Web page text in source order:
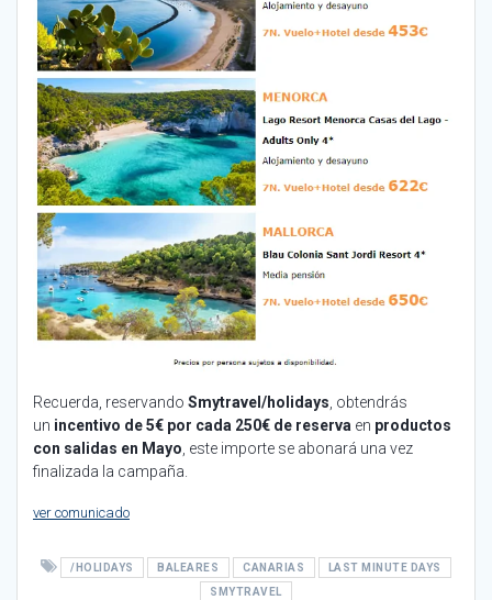
Recuerda, reservando Smytravel/holidays , obtendrás
un incentivo de 5€ por cada 250€ de reserva en productos
con salidas en Mayo , este importe se abonará una vez
finalizada la campaña.
ver comunicado
/HOLIDAYS BALEARES CANARIAS
LAST MINUTE DAYS
SMYTRAVEL